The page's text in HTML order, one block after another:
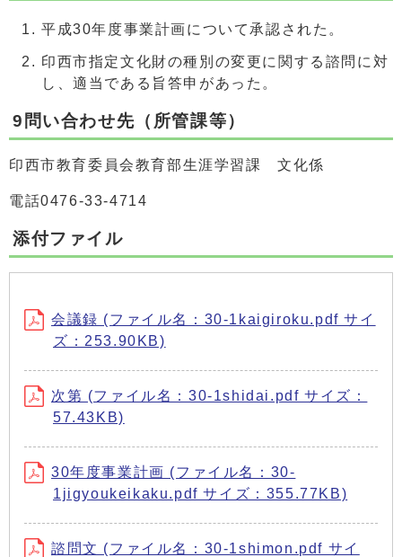
平成30年度事業計画について承認された。
印西市指定文化財の種別の変更に関する諮問に対
し、適当である旨答申があった。
9問い合わせ先（所管課等）
印西市教育委員会教育部生涯学習課 文化係
電話0476-33-4714
添付ファイル
会議録 (ファイル名：30-1kaigiroku.pdf サイ
ズ：253.90KB)
次第 (ファイル名：30-1shidai.pdf サイズ：
57.43KB)
30年度事業計画 (ファイル名：30-
1jigyoukeikaku.pdf サイズ：355.77KB)
諮問文 (ファイル名：30-1shimon.pdf サイ